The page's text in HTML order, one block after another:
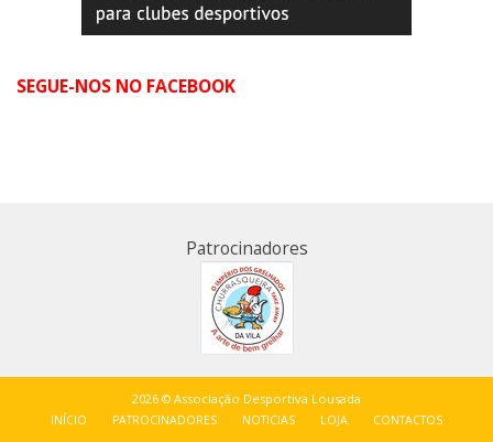
SEGUE-NOS NO FACEBOOK
Patrocinadores
2026 © Associação Desportiva Lousada
INÍCIO PATROCINADORES NOTICIAS LOJA CONTACTOS